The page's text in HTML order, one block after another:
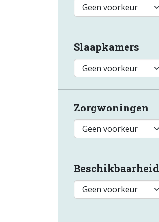
Slaapkamers
Zorgwoningen
Beschikbaarheid